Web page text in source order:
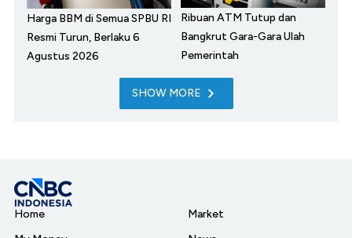
Harga BBM di Semua SPBU RI
Resmi Turun, Berlaku 6
Agustus 2026
Ribuan ATM Tutup dan
Bangkrut Gara-Gara Ulah
Pemerintah
SHOW MORE
Home
Market